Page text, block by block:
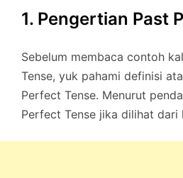
1. Pengertian Past
Sebelum membaca contoh
Tense, yuk pahami definisi
Perfect Tense. Menurut
Perfect Tense jika dilihat dari